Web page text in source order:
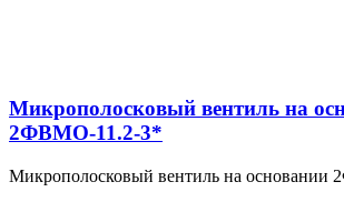
Микрополосковый вентиль на
2ФВМO-11.2-3*
Микрополосковый вентиль на основании